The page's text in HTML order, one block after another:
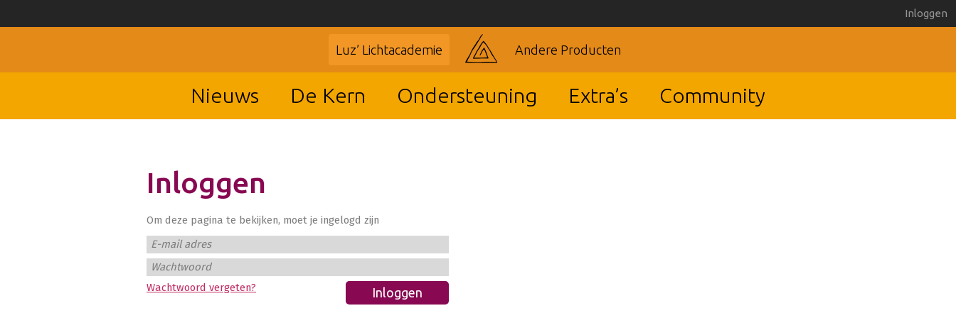
Inloggen
Luz’ Lichtacademie Andere Producten
Nieuws De Kern Ondersteuning Extra’s Community
Inloggen
Om deze pagina te bekijken, moet je ingelogd zijn
E-mail adres
Wachtwoord
Wachtwoord vergeten?